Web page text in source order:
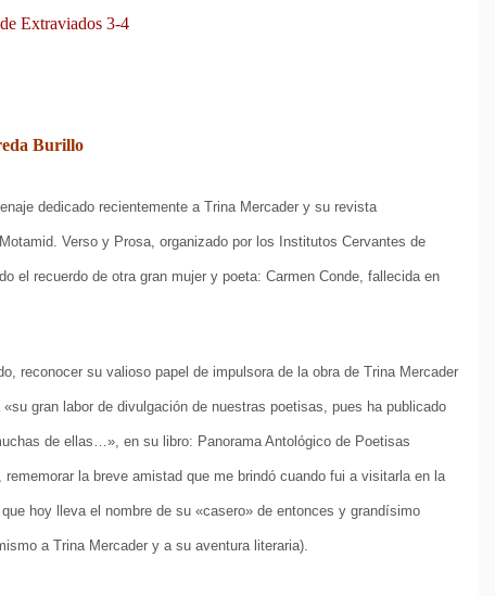
Extraviados 3-4
Burillo
dedicado recientemente a Trina Mercader y su revista
Verso y Prosa, organizado por los Institutos Cervantes de
el recuerdo de otra gran mujer y poeta: Carmen Conde, fallecida en
reconocer su valioso papel de impulsora de la obra de Trina Mercader
gran labor de divulgación de nuestras poetisas, pues ha publicado
de ellas…», en su libro: Panorama Antológico de Poetisas
la breve amistad que me brindó cuando fui a visitarla en la
hoy lleva el nombre de su «casero» de entonces y grandísimo
a Trina Mercader y a su aventura literaria).